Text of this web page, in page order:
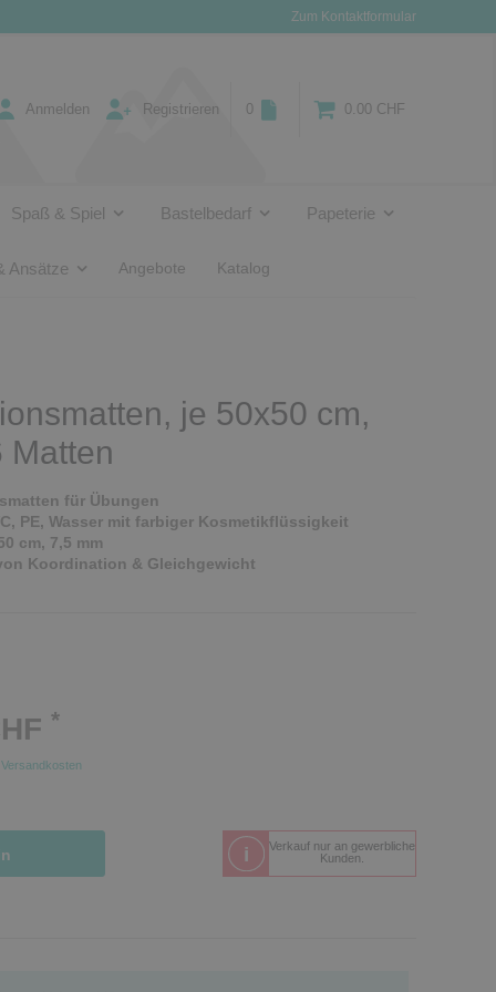
Zum Kontaktformular
Anmelden Registrieren 0 0.00 CHF
Spaß & Spiel Bastelbedarf Papeterie
Ansätze Angebote Katalog
je 50x50 cm,
Matten
für Übungen
PE, Wasser mit farbiger Kosmetikflüssigkeit
cm, 7,5 mm
Koordination & Gleichgewicht
*
Versandkosten
Verkauf nur an gewerbliche
Kunden.